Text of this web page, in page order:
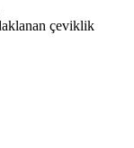
çeviklik